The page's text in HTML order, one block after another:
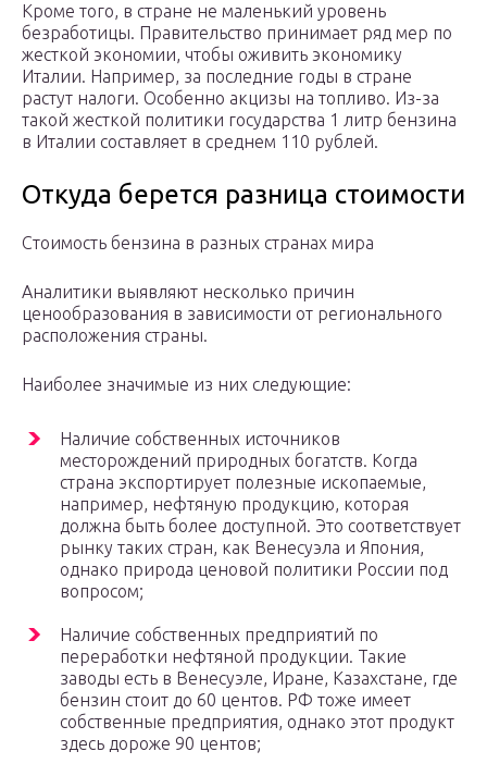
Кроме того, в стране не маленький уровень
безработицы. Правительство принимает ряд мер по
жесткой экономии, чтобы оживить экономику
Италии. Например, за последние годы в стране
растут налоги. Особенно акцизы на топливо. Из-за
такой жесткой политики государства 1 литр бензина
в Италии составляет в среднем 110 рублей.
Откуда берется разница стоимости
Стоимость бензина в разных странах мира
Аналитики выявляют несколько причин
ценообразования в зависимости от регионального
расположения страны.
Наиболее значимые из них следующие:
Наличие собственных источников
месторождений природных богатств. Когда
страна экспортирует полезные ископаемые,
например, нефтяную продукцию, которая
должна быть более доступной. Это соответствует
рынку таких стран, как Венесуэла и Япония,
однако природа ценовой политики России под
вопросом;
Наличие собственных предприятий по
переработки нефтяной продукции. Такие
заводы есть в Венесуэле, Иране, Казахстане, где
бензин стоит до 60 центов. РФ тоже имеет
собственные предприятия, однако этот продукт
здесь дороже 90 центов;